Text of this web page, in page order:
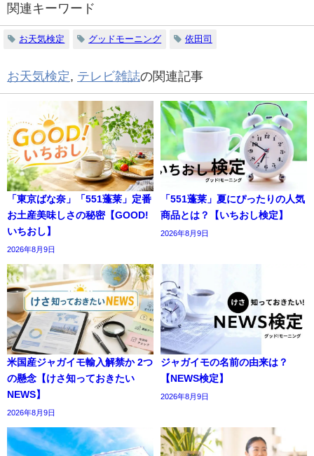
関連キーワード
お天気検定 グッドモーニング 依田司
お天気検定, テレビ雑誌の関連記事
「東京ばな奈」「551蓬莱」定番
お土産美味しさの秘密【GOOD!
いちおし】
2026年8月9日
「551蓬莱」夏にぴったりの人気
商品とは？【いちおし検定】
2026年8月9日
米国産ジャガイモ輸入解禁か 2つ
の懸念【けさ知っておきたい
NEWS】
2026年8月9日
ジャガイモの名前の由来は？
【NEWS検定】
2026年8月9日